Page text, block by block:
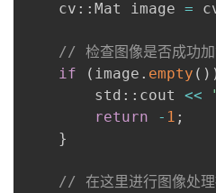
    cv
:: Mat image =
// 检查图像是否成功
if
( image . empty ( )
        std
:: cout <<
return
- 1 ;
}
// 在这里进行图像处理